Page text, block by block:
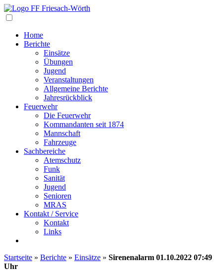
Home
Berichte
Einsätze
Übungen
Jugend
Veranstaltungen
Allgemeine Berichte
Jahresrückblick
Feuerwehr
Die Feuerwehr
Kommandanten seit 1874
Mannschaft
Fahrzeuge
Sachbereiche
Atemschutz
Funk
Sanität
Jugend
Senioren
MRAS
Kontakt / Service
Kontakt
Links
Startseite » Berichte » Einsätze » Sirenenalarm 01.10.2022 07:49
Uhr